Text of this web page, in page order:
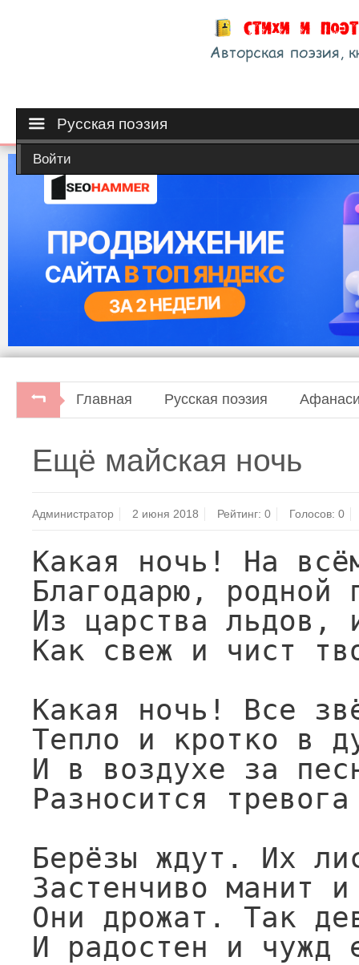
Русская поэзия
Войти
Главная Русская поэзия
"Высшая школа", 1969.
Ещё майская ночь
Администратор 2 июня 2018 Рейтинг:0 Голосов: 0
Какая ночь! На
Благодарю, родной
Из царства льдов,
Как свеж и чист
Какая ночь! Все
Тепло и кротко в
И в воздухе за
Разносится
Берёзы ждут. Их
Застенчиво манит
Они дрожат. Так
И радостен и чужд